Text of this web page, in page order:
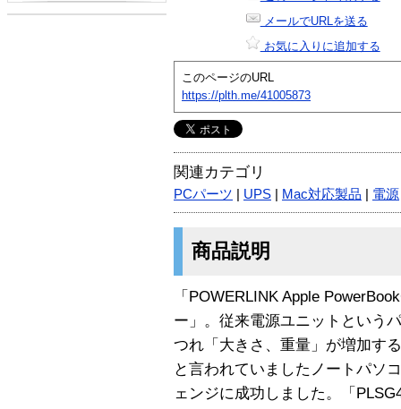
メールでURLを送る
お気に入りに追加する
このページのURL
https://plth.me/41005873
関連カテゴリ
PCパーツ UPS Mac対応製品 電源
商品説明
「POWERLINK Apple
ー」。従来電源ユニットという
つれ「大きさ、重量」が増加す
と言われていましたノートパソ
ェンジに成功しました。「